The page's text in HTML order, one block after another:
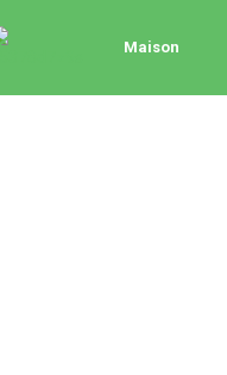
Maison